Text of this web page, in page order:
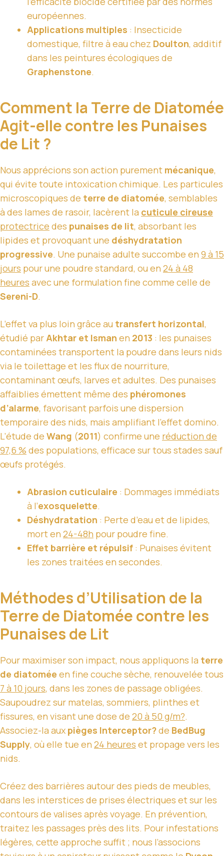
européennes.
Applications multiples : Insecticide
domestique, filtre à eau chez Doulton, additif
dans les peintures écologiques de
Graphenstone.
Comment la Terre de Diatomée
Agit-elle contre les Punaises
de Lit ?
Nous apprécions son action purement mécanique,
qui évite toute intoxication chimique. Les particules
microscopiques de terre de diatomée, semblables
à des lames de rasoir, lacèrent la cuticule cireuse
protectrice des punaises de lit, absorbant les
lipides et provoquant une déshydratation
progressive. Une punaise adulte succombe en 9 à 15
jours pour une poudre standard, ou en 24 à 48
heures avec une formulation fine comme celle de
Sereni-D.
L’effet va plus loin grâce au transfert horizontal,
étudié par Akhtar et Isman en 2013 : les punaises
contaminées transportent la poudre dans leurs nids
via le toilettage et les flux de nourriture,
contaminant œufs, larves et adultes. Des punaises
affaiblies émettent même des phéromones
d’alarme, favorisant parfois une dispersion
temporaire des nids, mais amplifiant l’effet domino.
L’étude de Wang (2011) confirme une réduction de
97,6 % des populations, efficace sur tous stades sauf
œufs protégés.
Abrasion cuticulaire : Dommages immédiats
à l’exosquelette.
Déshydratation : Perte d’eau et de lipides,
mort en 24-48h pour poudre fine.
Effet barrière et répulsif : Punaises évitent
les zones traitées en secondes.
Méthodes d’Utilisation de la
Terre de Diatomée contre les
Punaises de Lit
Pour maximiser son impact, nous appliquons la terre
de diatomée en fine couche sèche, renouvelée tous
7 à 10 jours, dans les zones de passage obligées.
Saupoudrez sur matelas, sommiers, plinthes et
fissures, en visant une dose de 20 à 50 g/m?.
Associez-la aux pièges Interceptor?de BedBug
Supply, où elle tue en 24 heures et propage vers les
nids.
Créez des barrières autour des pieds de meubles,
dans les interstices de prises électriques et sur les
contours de valises après voyage. En prévention,
traitez les passages près des lits. Pour infestations
légères, cette approche suffit ; nous l’associons